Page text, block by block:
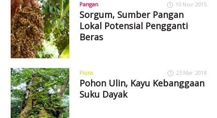
Pangan 10 Nov 2015
Sorgum, Sumber Pangan
Lokal Potensial Pengganti
Beras
Flora 23 Mar 2018
Pohon Ulin, Kayu Kebanggaan
Suku Dayak